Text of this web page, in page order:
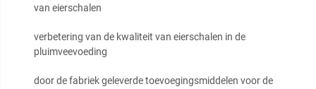
van eierschalen
verbetering van de kwaliteit van eierschalen in de
pluimveevoeding
door de fabriek geleverde toevoegingsmiddelen voor de